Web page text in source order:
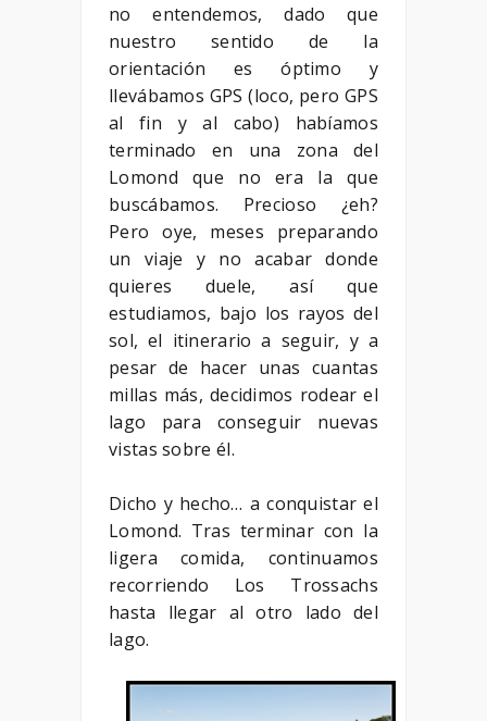
no entendemos, dado que
nuestro sentido de la
orientación es óptimo y
llevábamos GPS (loco, pero GPS
al fin y al cabo) habíamos
terminado en una zona del
Lomond que no era la que
buscábamos. Precioso ¿eh?
Pero oye, meses preparando
un viaje y no acabar donde
quieres duele, así que
estudiamos, bajo los rayos del
sol, el itinerario a seguir, y a
pesar de hacer unas cuantas
millas más, decidimos rodear el
lago para conseguir nuevas
vistas sobre él.
Dicho y hecho… a conquistar el
Lomond. Tras terminar con la
ligera comida, continuamos
recorriendo Los Trossachs
hasta llegar al otro lado del
lago.